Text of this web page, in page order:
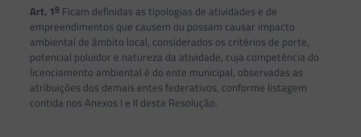
Art. 1oFicam definidas as tipologias de atividades e de
empreendimentos que causem ou possam causar impacto
ambiental de âmbito local, considerados os critérios de porte,
potencial poluidor e natureza da atividade, cuja competência do
licenciamento ambiental é do ente municipal, observadas as
atribuições dos demais entes federativos, conforme listagem
contida nos Anexos I e II desta Resolução.